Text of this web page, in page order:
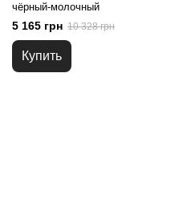
чёрный-молочный
5 165 грн 10 328 грн
Купить